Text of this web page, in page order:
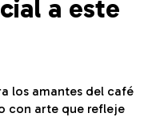
a este
los amantes del café
con arte que refleje